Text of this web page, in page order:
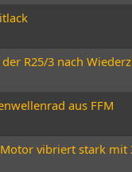
R25/3 nach
aus FFM
vibriert stark mit